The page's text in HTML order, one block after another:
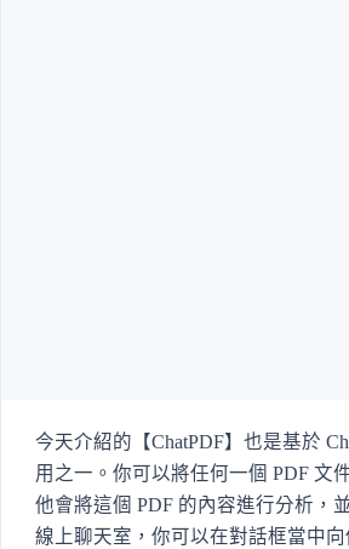
今天介紹的【ChatPDF】也是基於
用之一。你可以將任何一個 PDF 文
他會將這個 PDF 的內容進行分析，
線上聊天室，你可以在對話框當中